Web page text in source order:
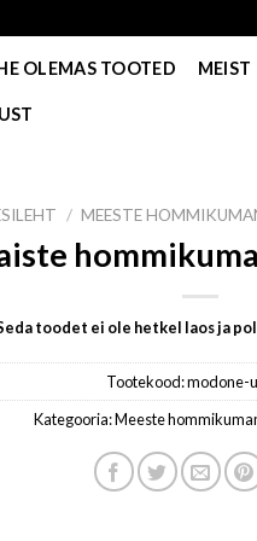
OLEMAS TOOTED MEIST
/ MEESTE
toodet ei ole hetkel laos ja
Tootekood:modone-
Kategooria:Meeste